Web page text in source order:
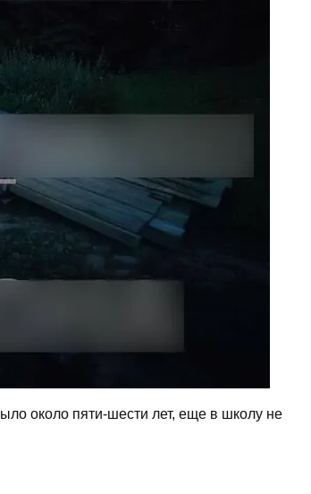
около пяти-шести лет, еще в школу не